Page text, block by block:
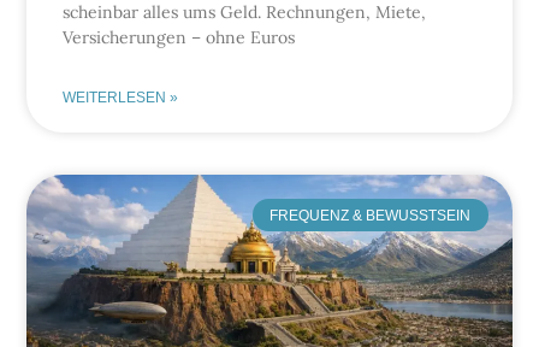
scheinbar alles ums Geld. Rechnungen, Miete,
Versicherungen – ohne Euros
WEITERLESEN »
FREQUENZ & BEWUSSTSEIN